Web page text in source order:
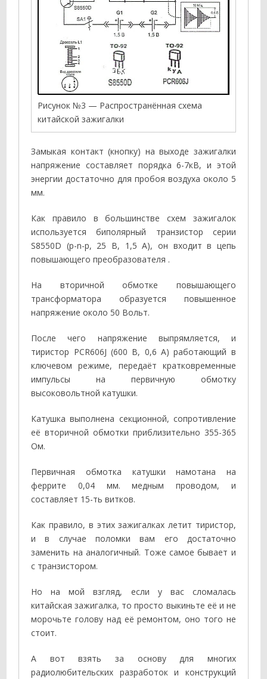
Рисунок №3 — Распространённая схема
китайской зажигалки
Замыкая контакт (кнопку) на выходе зажигалки
напряжение составляет порядка 6-7кВ, и этой
энергии достаточно для пробоя воздуха около 5
мм.
Как правило в большинстве схем зажигалок
используется биполярный транзистор серии
S8550D (р-n-р, 25 В, 1,5 А), он входит в цепь
повышающего преобразователя .
На вторичной обмотке повышающего
трансформатора образуется повышенное
напряжение около 50 Вольт.
После чего напряжение выпрямляется, и
тиристор PCR606J (600 В, 0,6 А) работающий в
ключевом режиме, передаёт кратковременные
импульсы на первичную обмотку
высоковольтной катушки.
Катушка выполнена секционной, сопротивление
её вторичной обмотки приблизительно 355-365
Ом.
Первичная обмотка катушки намотана на
феррите 0,04 мм. медным проводом, и
составляет 15-ть витков.
Как правило, в этих зажигалках летит тиристор,
и в случае поломки вам его достаточно
заменить на аналогичный. Тоже самое бывает и
с транзистором.
Но на мой взгляд, если у вас сломалась
китайская зажигалка, то просто выкиньте её и не
морочьте голову над её ремонтом, оно того не
стоит.
А вот взять за основу для многих
радиолюбительских разработок и конструкций